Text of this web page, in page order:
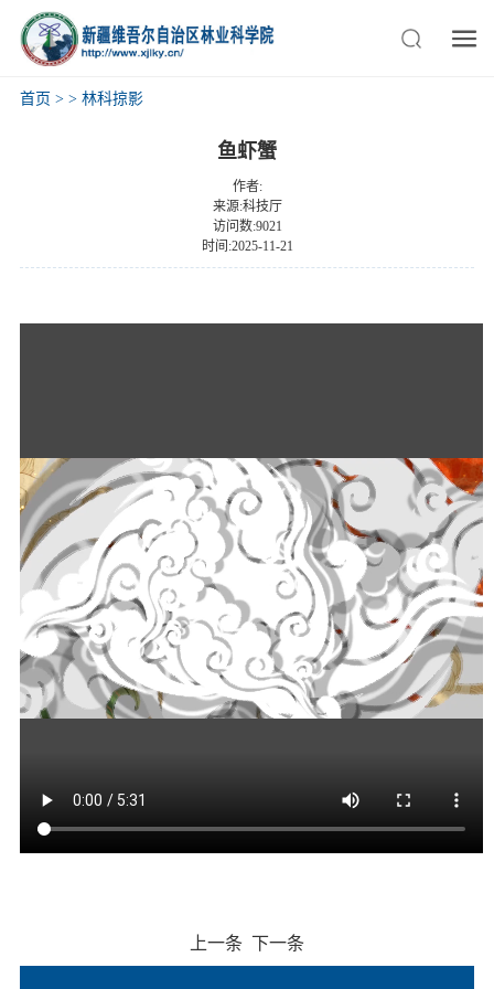
首页 > > 林科掠影
鱼虾蟹
作者:
来源:科技厅
访问数:9021
时间:2025-11-21
上一条 下一条